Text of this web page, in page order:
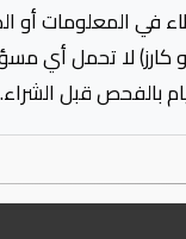
في المعلومات أو
لا تحمل أي
بالفحص قبل الشراء.